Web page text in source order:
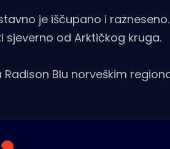
je iščupano i
sjeverno od Arktičkog kruga.
Blu norveškim